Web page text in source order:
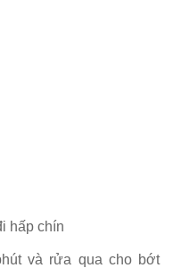
hấp chín
và rửa qua cho bớt